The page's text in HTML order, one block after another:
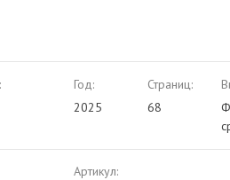
Год:
2025
Страниц:
68
Артикул: